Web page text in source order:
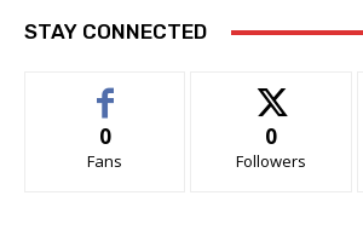
STAY CONNECTED
0
Fans
0
Followers